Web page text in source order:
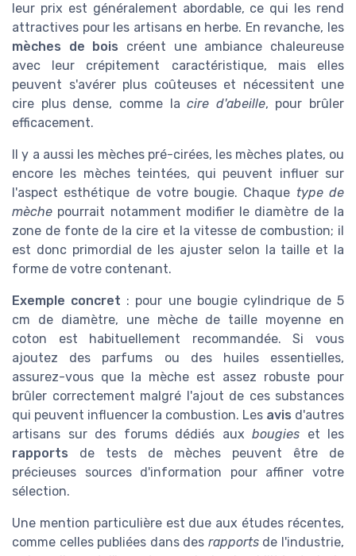
leur prix est généralement abordable, ce qui les rend
attractives pour les artisans en herbe. En revanche, les
mèches de bois créent une ambiance chaleureuse
avec leur crépitement caractéristique, mais elles
peuvent s'avérer plus coûteuses et nécessitent une
cire plus dense, comme lacire d'abeille, pour brûler
efficacement.
Il y a aussi les mèches pré-cirées, les mèches plates, ou
encore les mèches teintées, qui peuvent influer sur
l'aspect esthétique de votre bougie. Chaque type de
mèche pourrait notamment modifier le diamètre de la
zone de fonte de la cire et la vitesse de combustion; il
est donc primordial de les ajuster selon la taille et la
forme de votre contenant.
Exemple concret : pour une bougie cylindrique de 5
cm de diamètre, une mèche de taille moyenne en
coton est habituellement recommandée. Si vous
ajoutez des parfums ou des huiles essentielles,
assurez-vous que la mèche est assez robuste pour
brûler correctement malgré l'ajout de ces substances
qui peuvent influencer la combustion. Les avis d'autres
artisans sur des forums dédiés aux bougies et les
rapports de tests de mèches peuvent être de
précieuses sources d'information pour affiner votre
sélection.
Une mention particulière est due aux études récentes,
comme celles publiées dans des rapportsde l'industrie,